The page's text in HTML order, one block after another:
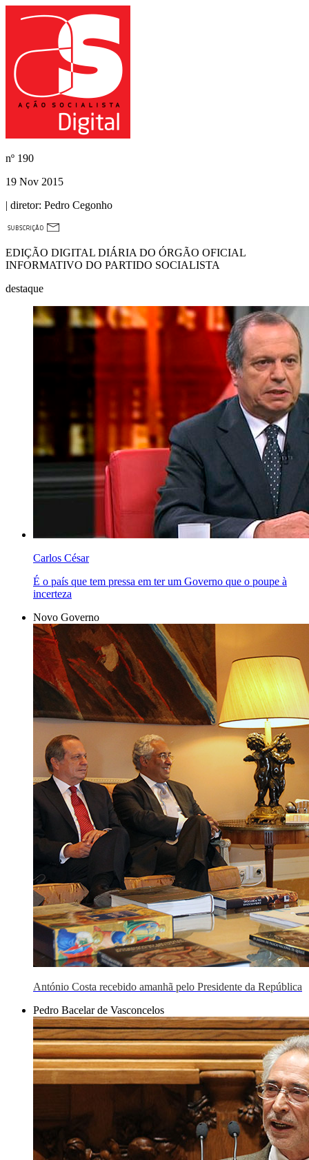
nº 190
19 Nov 2015
| diretor: Pedro Cegonho
EDIÇÃO DIGITAL DIÁRIA DO ÓRGÃO OFICIAL
INFORMATIVO DO PARTIDO SOCIALISTA
destaque
Carlos César
É o país que tem pressa em ter um Governo que o poupe à
incerteza
Novo Governo
António Costa recebido amanhã pelo Presidente da República
Pedro Bacelar de Vasconcelos